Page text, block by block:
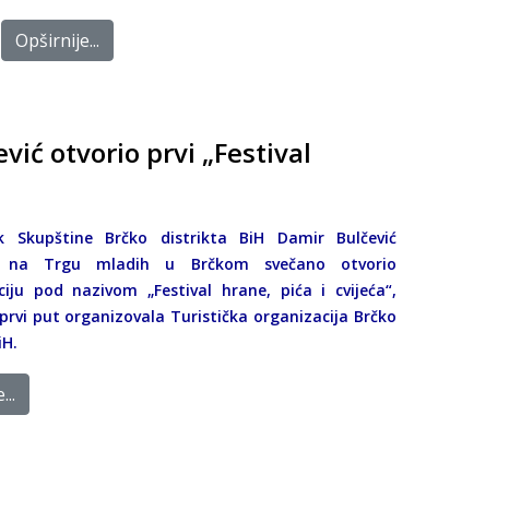
Opširnije...
otvorio prvi „Festival
Skupštine Brčko distrikta BiH Damir Bulčević
Trgu mladih u Brčkom svečano otvorio
pod nazivom „Festival hrane, pića i cvijeća“,
put organizovala Turistička organizacija Brčko